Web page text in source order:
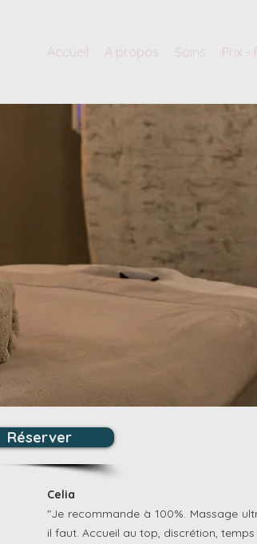
Accueil A propos Soins Prix -
Celia
"Je recommande à 100%. Massage
il faut. Accueil au top, discrétion,
Réserver